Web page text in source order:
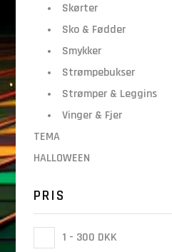
Skørter
Sko & Fødder
Smykker
Strømpebukser
Strømper & Leggins
Vinger & Fjer
TEMA
HALLOWEEN
PRIS
1 - 300 DKK